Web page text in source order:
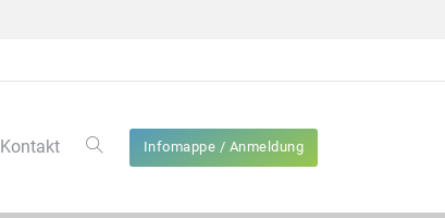
Kontakt Infomappe / Anmeldung